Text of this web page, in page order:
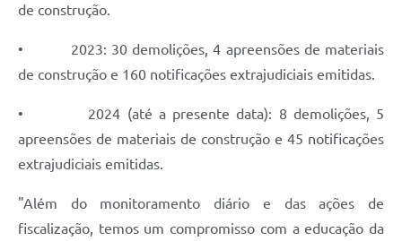
de construção.
• 2023: 30 demolições, 4 apreensões de materiais
de construção e 160 notificações extrajudiciais emitidas.
• 2024 (até a presente data): 8 demolições, 5
apreensões de materiais de construção e 45 notificações
extrajudiciais emitidas.
"Além do monitoramento diário e das ações de
fiscalização, temos um compromisso com a educação da